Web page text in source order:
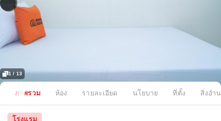
1 / 13
ภาพรวม ห้อง รายละเอียด นโยบาย ที่ตั้ง สิ่งอำ
โรงแรม